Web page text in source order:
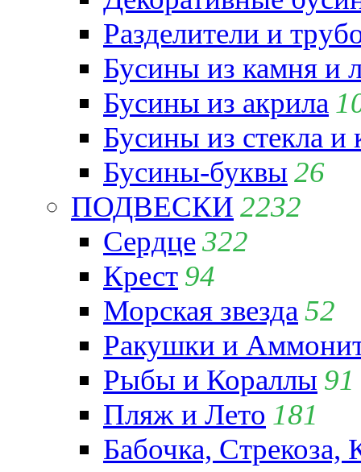
Разделители и
Бусины из камня и
Бусины из акрила
Бусины из стекла и
Бусины-буквы 26
ПОДВЕСКИ 2232
Сердце322
Крест 94
Морская звезда 52
Ракушки и
Рыбы и Кораллы 91
Пляж и Лето 181
Бабочка,